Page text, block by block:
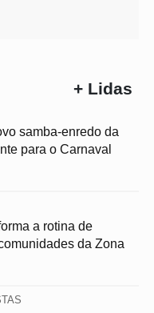
+ Lidas
samba-enredo da
para o Carnaval
a rotina de
da Zona